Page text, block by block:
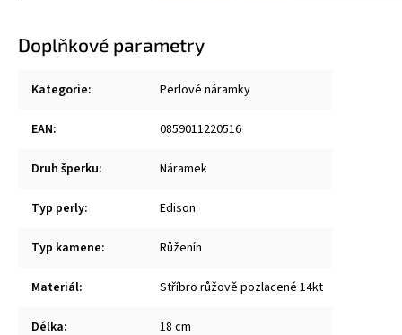
Doplňkové parametry
Kategorie: Perlové náramky
EAN: 0859011220516
Druh šperku: Náramek
Typ perly: Edison
Typ kamene: Růženín
Materiál: Stříbro růžově pozlacené 14kt
Délka: 18 cm